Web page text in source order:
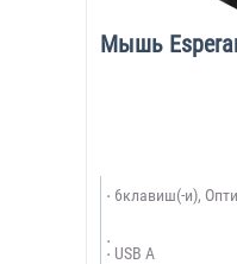
Мышь
6клавиш(-и),
USB A